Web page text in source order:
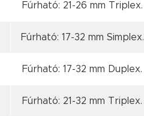
Fúrható: 21-26 mm Triplex.
Fúrható: 17-32 mm Simplex.
Fúrható: 17-32 mm Duplex.
Fúrható: 21-32 mm Triplex.